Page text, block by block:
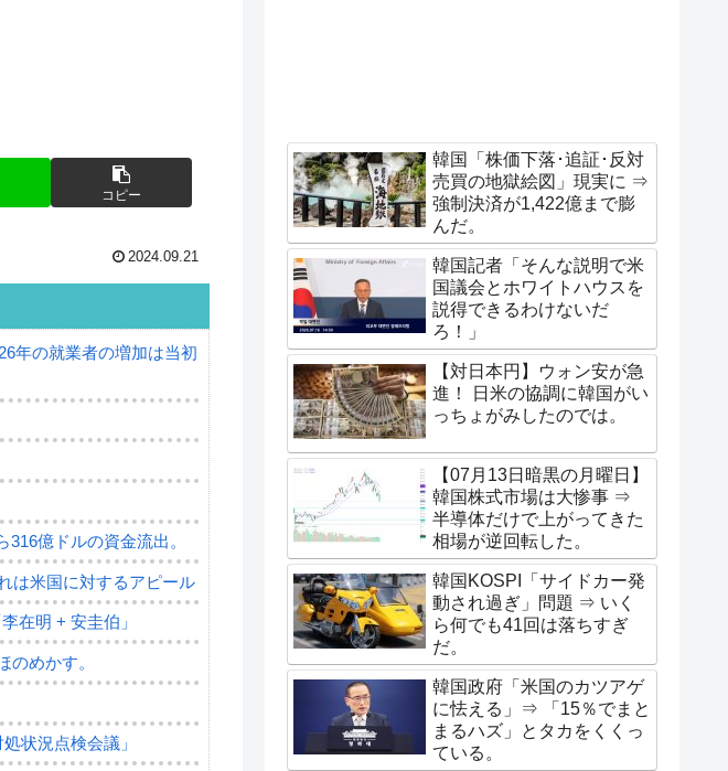
コピー
2024.09.21
年の就業者の増加は当初
億ドルの資金流出。
は米国に対するアピール
在明 + 安圭伯」
めかす。
状況点検会議」
韓国「株価下落･追証･反対
売買の地獄絵図」現実に ⇒
強制決済が1,422億まで膨
んだ。
韓国記者「そんな説明で米
国議会とホワイトハウスを
説得できるわけないだ
ろ！」
【対日本円】ウォン安が急
進！ 日米の協調に韓国がい
っちょがみしたのでは。
【07月13日暗黒の月曜日】
韓国株式市場は大惨事 ⇒
半導体だけで上がってきた
相場が逆回転した。
韓国KOSPI「サイドカー発
動され過ぎ」問題 ⇒ いく
ら何でも41回は落ちすぎ
だ。
韓国政府「米国のカツアゲ
に怯える」⇒ 「15％でまと
まるハズ」とタカをくくっ
ている。